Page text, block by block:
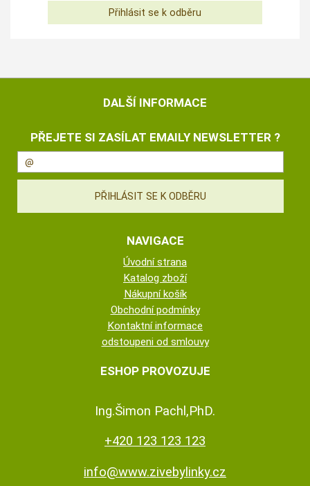
DALŠÍ INFORMACE
PŘEJETE SI ZASÍLAT EMAILY NEWSLETTER ?
NAVIGACE
Úvodní strana
Katalog zboží
Nákupní košík
Obchodní podmínky
Kontaktní informace
odstoupeni od smlouvy
ESHOP PROVOZUJE
Ing.Šimon Pachl,PhD.
+420 123 123 123
info@www.zivebylinky.cz